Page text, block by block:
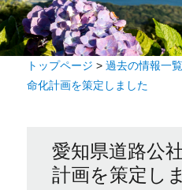
トップページ >過去の情報一覧
命化計画を策定しました
愛知県道路公
計画を策定し